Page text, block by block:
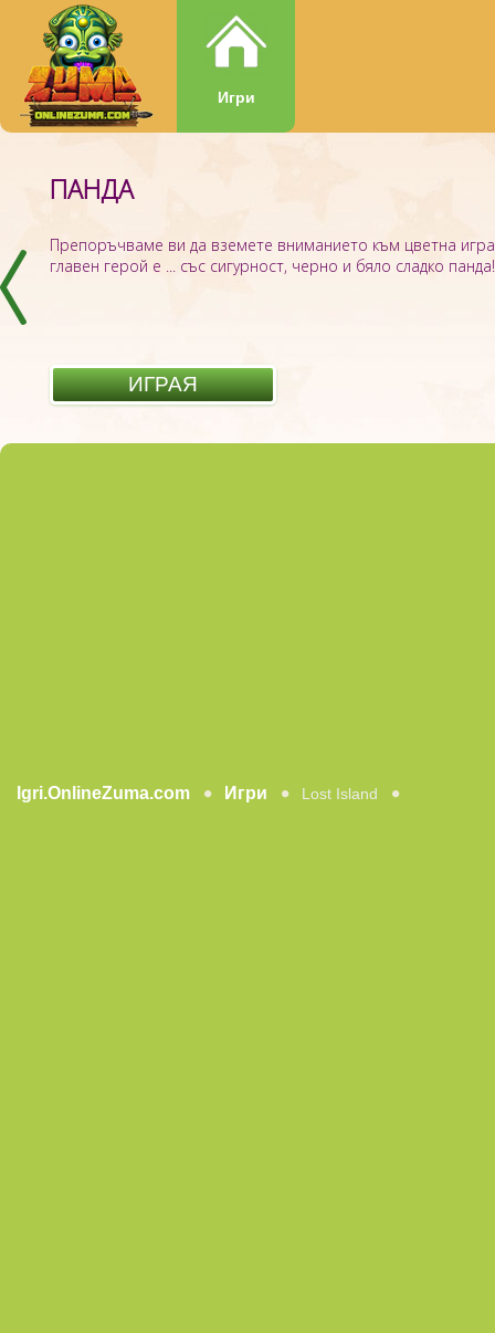
Игри
ПАНДА
Препоръчваме ви да вземете вниманието към цветна
главен герой е ... със сигурност, черно и бяло сладко
ИГРАЯ
ZUMBAR.IO
ИГРАЯ
Igri.OnlineZuma.com Игри Lost Island